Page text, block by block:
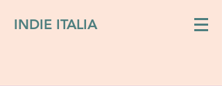
INDIE ITALIA